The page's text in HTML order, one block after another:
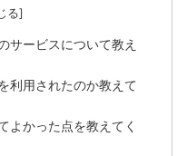
サービスについて教え
利用されたのか教えて
よかった点を教えてく